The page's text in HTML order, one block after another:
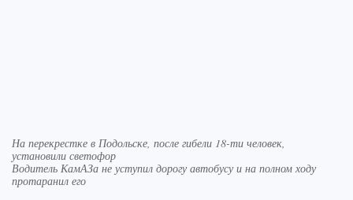
На перекрестке в Подольске, после гибели 18-ти человек,
установили светофор
Водитель КамАЗа не уступил дорогу автобусу и на полном ходу
протаранил его